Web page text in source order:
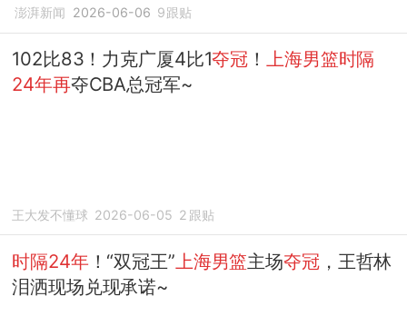
澎湃新闻 2026-06-06 9跟贴
102比83！力克广厦4比1夺冠 ！
上海男篮时隔
24年再夺CBA总冠军~
王大发不懂球 2026-06-05 2 跟贴
时隔24年！“双冠王” 上海男篮主场夺冠，王哲林
泪洒现场兑现承诺~